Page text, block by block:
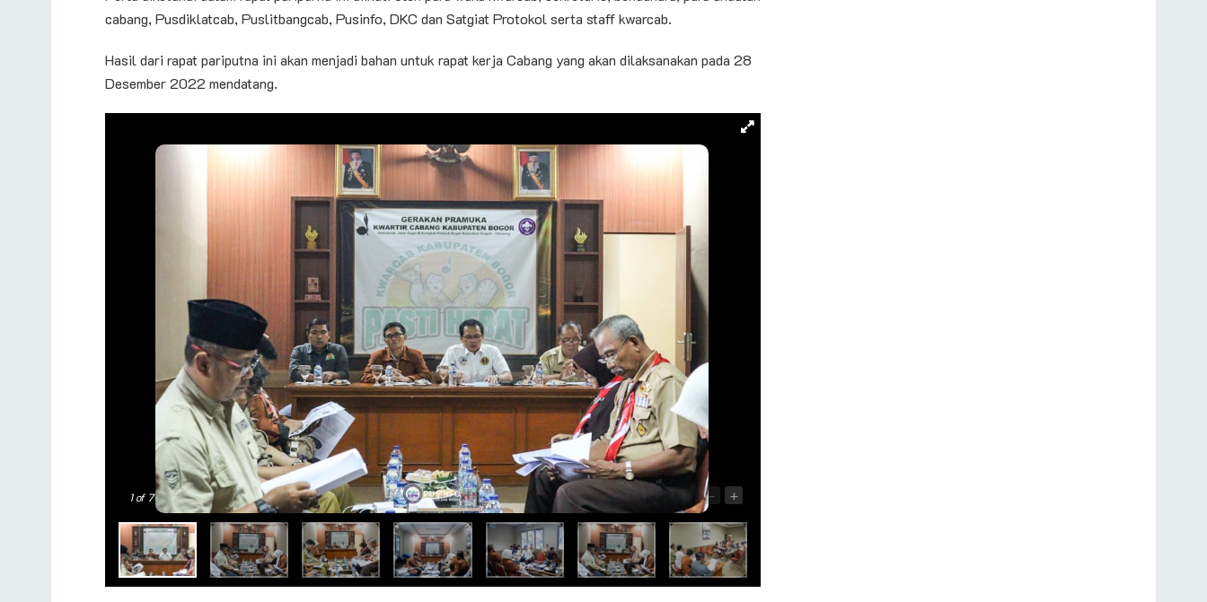
cabang, Pusdiklatcab, Puslitbangcab, Pusinfo, DKC dan Satgiat Protokol serta staff kwarcab.
Hasil dari rapat pariputna ini akan menjadi bahan untuk rapat kerja Cabang yang akan dilaksanakan pada 28
Desember 2022 mendatang.
1of 7 - +